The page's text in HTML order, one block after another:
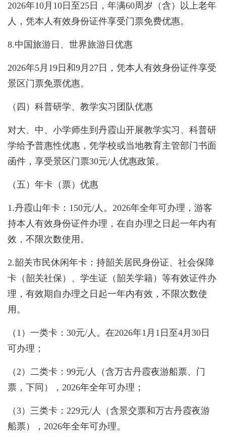
2026年10月10日至25日，年满60周岁（含）以上老年
人，凭本人有效身份证件享受门票免费优惠。
8.中国旅游日、世界旅游日优惠
2026年5月19日和9月27日，凭本人有效身份证件享受
景区门票免票优惠。
（四）科普研学、教学实习团队优惠
对大、中、小学师生到丹霞山开展教学实习、科普研
学给予普惠性优惠，凭学校或当地教育主管部门书面
函件，享受景区门票30元/人优惠政策。
（五）年卡（票）优惠
1.丹霞山年卡：150元/人。2026年全年可办理，游客
持本人有效身份证件办理，在自办理之日起一年内有
效，不限次数使用。
2.韶关市民休闲年卡：持韶关居民身份证、社会保障
卡（韶关社保）、学生证（韶关学籍）等有效证件办
理，有效期自办理之日起一年内有效，不限次数使
用。
（1）一类卡：30元/人。在2026年1月1日至4月30日
可办理；
（2）二类卡：99元/人（含万古丹霞夜游船票、门
票，下同），2026年全年可办理；
（3）三类卡：229元/人（含景交票和万古丹霞夜游
船票），2026年全年可办理。